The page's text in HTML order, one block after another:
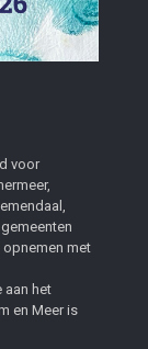
voor
met
aan het
en Meer is